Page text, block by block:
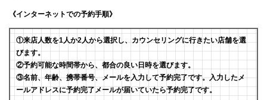
《インターネットでの予約手順》
①来店人数を1人か2人から選択し、カウンセリングに行きたい店舗を選
びます。
②予約可能な時間帯から、都合の良い日時を選びます。
③名前、年齢、携帯番号、メールを入力して予約完了です。入力したメ
ールアドレスに予約完了メールが届いていたら予約完了です。